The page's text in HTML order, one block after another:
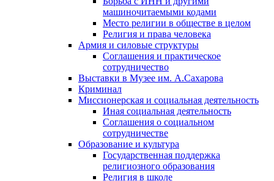
машиночитаемыми кодами
Место религии в обществе в целом
Религия и права человека
Армия и силовые структуры
Соглашения и практическое
сотрудничество
Выставки в Музее им. А.Сахарова
Криминал
Миссионерская и социальная деятельность
Иная социальная деятельность
Соглашения о социальном
сотрудничестве
Образование и культура
Государственная поддержка
религиозного образования
Религия в школе